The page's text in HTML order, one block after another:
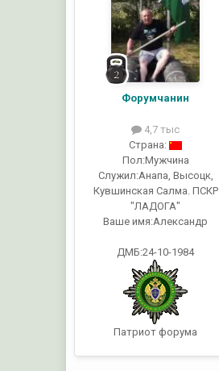
Форумчанин
4,7 тыс
Страна:
Пол:Мужчина
Служил:Анапа, Высоцк,
Кувшинская Салма. ПСКР
"ЛАДОГА"
Ваше имя:Александр
ДМБ:24-10-1984
Патриот форума